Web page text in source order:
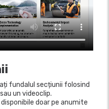
fundalul secțiunii folosind
un videoclip.
doar pe anumite